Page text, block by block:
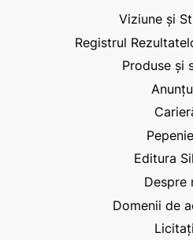
Viziune și
Registrul
Produse și
Editura
Despre
Domenii de